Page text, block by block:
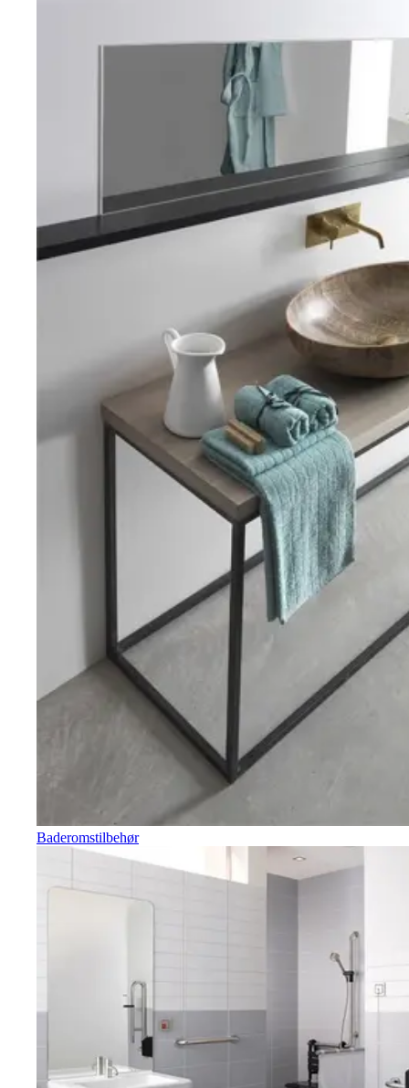
Baderomstilbehør